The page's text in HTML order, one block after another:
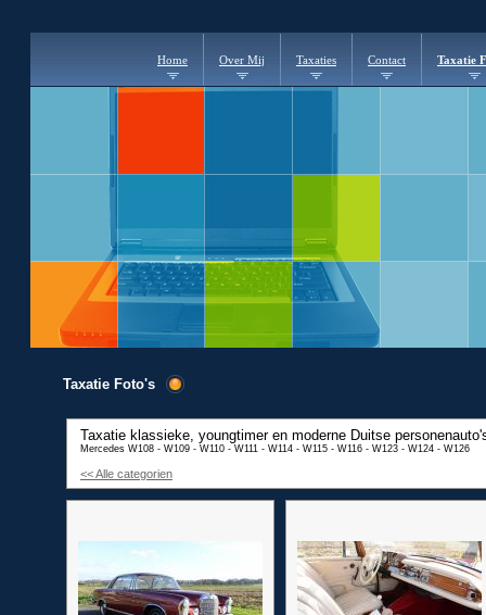
Home Over Mij Taxaties Contact Taxatie
Taxatie Foto's
Taxatie klassieke, youngtimer en moderne Duitse
Mercedes W108 - W109 - W110 - W111 - W114 - W115 - W116 - W123 - W124 - W126
<< Alle categorien